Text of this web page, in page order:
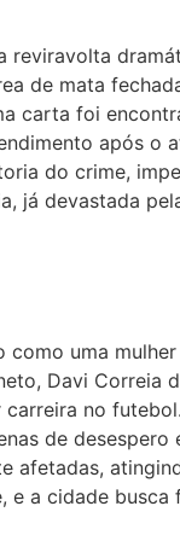
de mata
carta foi
após
do crime,
já devastada
uma
Davi Correia
no
de
afetadas,
a cidade busca